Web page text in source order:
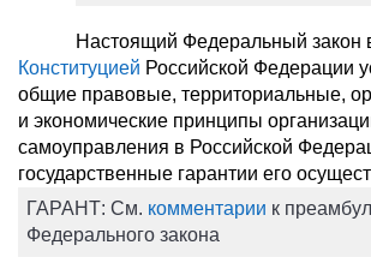
Настоящий Федеральный закон
Конституцией Российской Федерации
общие правовые, территориальные,
и экономические принципы
самоуправления в Российской
государственные гарантии его
ГАРАНТ: См. комментарии к
Федерального закона